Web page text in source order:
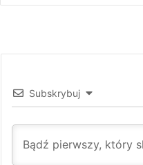
Subskrybuj